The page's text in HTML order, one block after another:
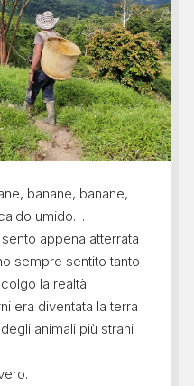
banane, banane,
umido…
appena atterrata
sempre sentito tanto
la realtà.
era diventata la terra
animali più strani